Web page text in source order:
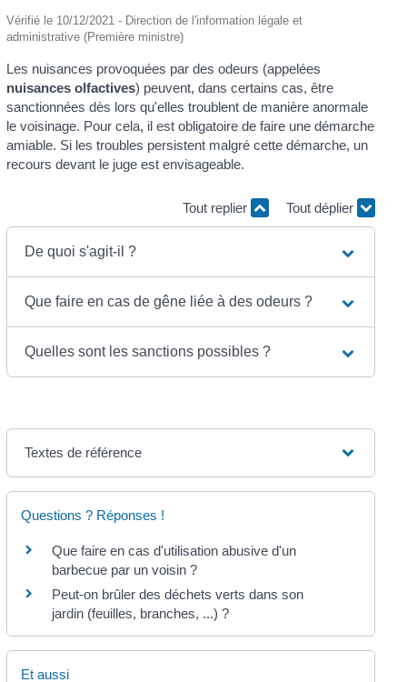
Vérifié le 10/12/2021 - Direction de l'information légale et
administrative (Première ministre)
Les nuisances provoquées par des odeurs (appelées
nuisances olfactives) peuvent, dans certains cas, être
sanctionnées dès lors qu'elles troublent de manière anormale
le voisinage. Pour cela, il est obligatoire de faire une démarche
amiable. Si les troubles persistent malgré cette démarche, un
recours devant le juge est envisageable.
Tout replier Tout déplier
De quoi s'agit-il ?
Que faire en cas de gêne liée à des odeurs ?
Quelles sont les sanctions possibles ?
Textes de référence
Questions ? Réponses !
Que faire en cas d'utilisation abusive d'un
barbecue par un voisin ?
Peut-on brûler des déchets verts dans son
jardin (feuilles, branches, ...) ?
Et aussi